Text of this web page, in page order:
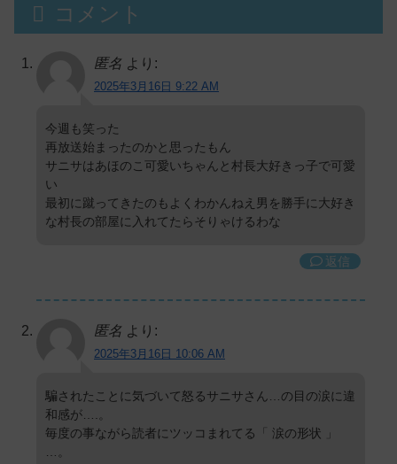
コメント
匿名 より:
2025年3月16日 9:22 AM
今週も笑った
再放送始まったのかと思ったもん
サニサはあほのこ可愛いちゃんと村長大好きっ子で可愛
い
最初に蹴ってきたのもよくわかんねえ男を勝手に大好き
な村長の部屋に入れてたらそりゃけるわな
返信
匿名 より:
2025年3月16日 10:06 AM
騙されたことに気づいて怒るサニサさん…の目の涙に違
和感が….。
毎度の事ながら読者にツッコまれてる「 涙の形状 」